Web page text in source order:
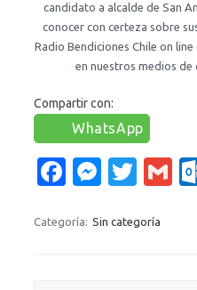
candidato a alcalde de San
conocer con certeza sobre
Radio Bendiciones Chile on
en nuestros medios de
Compartir con:
WhatsApp
Fa
e
M
se
T
it
G
Categoría: Sin categoría